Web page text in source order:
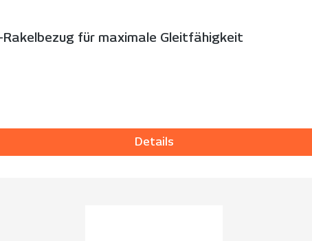
für maximale Gleitfähigkeit
Details